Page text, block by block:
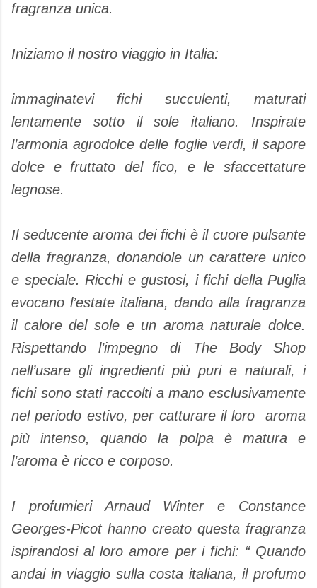
fragranza unica.
Iniziamo il nostro viaggio in Italia:
immaginatevi fichi succulenti, maturati
lentamente sotto il sole italiano. Inspirate
l’armonia agrodolce delle foglie verdi, il sapore
dolce e fruttato del fico, e le sfaccettature
legnose.
Il seducente aroma dei fichi è il cuore pulsante
della fragranza, donandole un carattere unico
e speciale. Ricchi e gustosi, i fichi della Puglia
evocano l’estate italiana, dando alla fragranza
il calore del sole e un aroma naturale dolce.
Rispettando l’impegno di The Body Shop
nell’usare gli ingredienti più puri e naturali, i
fichi sono stati raccolti a mano esclusivamente
nel periodo estivo, per catturare il loro aroma
più intenso, quando la polpa è matura e
l’aroma è ricco e corposo.
I profumieri Arnaud Winter e Constance
Georges-Picot hanno creato questa fragranza
ispirandosi al loro amore per i fichi: “ Quando
andai in viaggio sulla costa italiana, il profumo